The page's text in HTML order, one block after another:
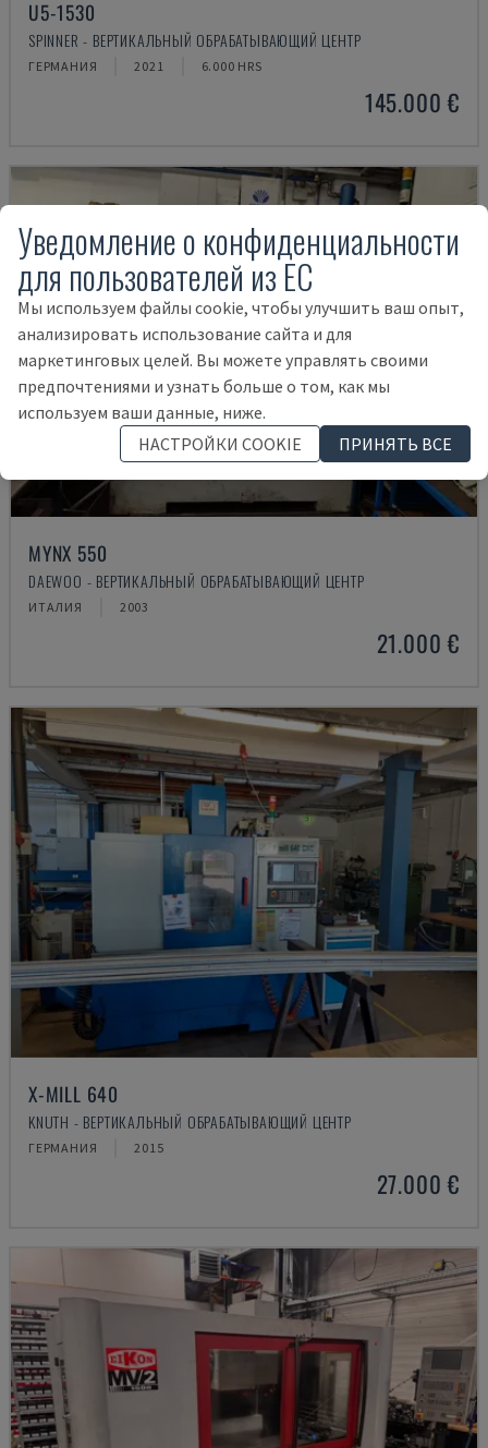
U5-1530
SPINNER - ВЕРТИКАЛЬНЫЙ ОБРАБАТЫВАЮЩИЙ ЦЕНТР
ГЕРМАНИЯ 2021 6.000 HRS
145.000 €
MYNX 550
DAEWOO - ВЕРТИКАЛЬНЫЙ ОБРАБАТЫВАЮЩИЙ ЦЕНТР
ИТАЛИЯ 2003
21.000 €
X-MILL 640
KNUTH - ВЕРТИКАЛЬНЫЙ ОБРАБАТЫВАЮЩИЙ ЦЕНТР
ГЕРМАНИЯ 2015
27.000 €
Уведомление о конфиденциальности
для пользователей из ЕС
Мы используем файлы cookie, чтобы улучшить ваш опыт,
анализировать использование сайта и для
маркетинговых целей. Вы можете управлять своими
предпочтениями и узнать больше о том, как мы
используем ваши данные, ниже.
НАСТРОЙКИ COOKIE
ПРИНЯТЬ ВСЕ